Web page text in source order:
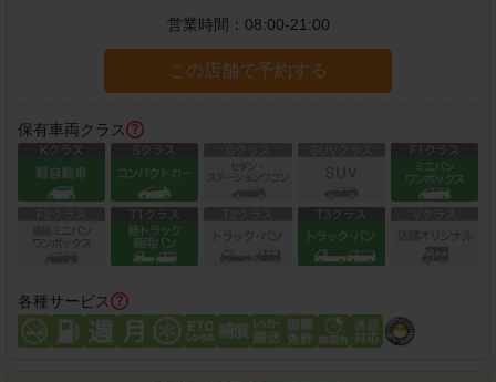
営業時間： 08:00-21:00
この店舗で予約する
保有車両クラス
各種サービス